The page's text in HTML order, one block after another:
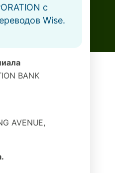
с
Wise.
BANK
AVENUE,